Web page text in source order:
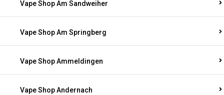
Vape Shop Am Sandweiher
Vape Shop Am Springberg
Vape Shop Ammeldingen
Vape Shop Andernach